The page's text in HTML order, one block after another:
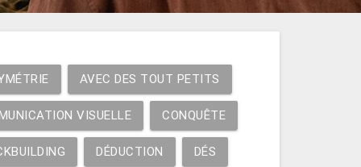
AVEC DES TOUT PETITS
VISUELLE CONQUÊTE
DÉDUCTION DÉS